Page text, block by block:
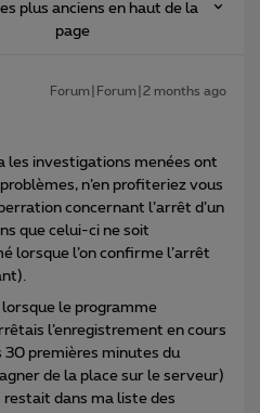
plus anciens en haut de la
page
Forum|Forum|2 months ago
les investigations menées ont
n’en profiteriez vous
concernant l’arrêt d’un
que celui-ci ne soit
lorsque l’on confirme l’arrêt
lorsque le programme
l’enregistrement en cours
30 premières minutes du
de la place sur le serveur)
dans ma liste des